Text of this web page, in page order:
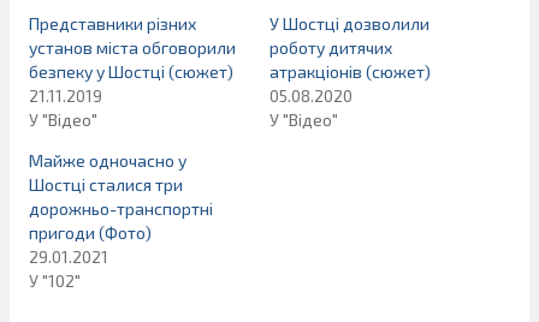
Представники різних
установ міста обговорили
безпеку у Шостці (сюжет)
21.11.2019
У "Відео"
У Шостці дозволили
роботу дитячих
атракціонів (сюжет)
05.08.2020
У "Відео"
Майже одночасно у
Шостці сталися три
дорожньо-транспортні
пригоди (Фото)
29.01.2021
У "102"